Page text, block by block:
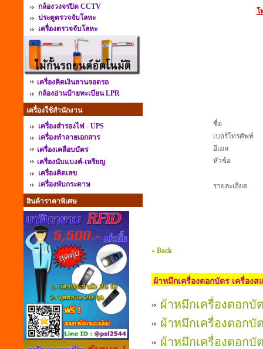
กล้องวงจรปิด CCTV
ประตูตรวจจับโลหะ
เครื่องตรวจจับโลหะ
เครื่องคิดเงินลานจอดรถ
กล้องอ่านป้ายทะเบียน LPR
เครื่องใช้สำนักงาน
เครื่องสำรองไฟ - UPS
เครื่องทำลายเอกสาร
เครื่องเคลือบบัตร
เครื่องนับแบงค์-เหรียญ
เครื่องคิดเลข
เครื่องพับกระดาษ
สินค้าราคาพิเศษ
โ
ชื่อ
เบอร์โทรศัพท์
อีเมล
หัวข้อ
รายละเอียด
« Back
ผ้าหมึกเครื่องตอกบัตร เครื่องส
ผ้าหมึกเครื่องตอกบั
ผ้าหมึกเครื่องตอกบั
ผ้าหมึกเครื่องตอกบั